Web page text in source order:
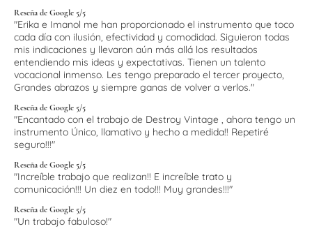
Reseña de Google 5/5
"Erika e Imanol me han proporcionado el instrumento que toco
cada día con ilusión, efectividad y comodidad. Siguieron todas
mis indicaciones y llevaron aún más allá los resultados
entendiendo mis ideas y expectativas. Tienen un talento
vocacional inmenso. Les tengo preparado el tercer proyecto,
Grandes abrazos y siempre ganas de volver a verlos."
Reseña de Google 5/5
"Encantado con el trabajo de Destroy Vintage , ahora tengo un
instrumento Único, llamativo y hecho a medida!! Repetiré
seguro!!!"
Reseña de Google 5/5
"Increíble trabajo que realizan!! E increíble trato y
comunicación!!! Un diez en todo!!! Muy grandes!!!"
Reseña de Google 5/5
"Un trabajo fabuloso!"